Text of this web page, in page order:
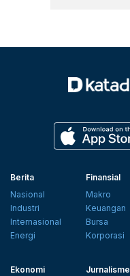
Berita
Nasional
Industri
Internasional
Energi
Finansial
Makro
Keuangan
Bursa
Korporasi
Ekonomi
Jurnalisme